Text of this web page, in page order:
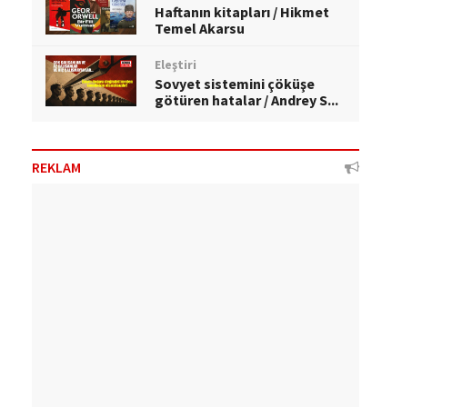
Haftanın kitapları / Hikmet
Temel Akarsu
Eleştiri
Sovyet sistemini çöküşe
götüren hatalar / Andrey S...
REKLAM